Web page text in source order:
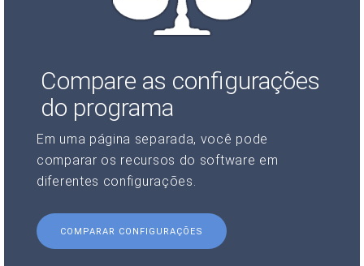
Compare as configurações
do programa
Em uma página separada, você pode
comparar os recursos do software em
diferentes configurações.
COMPARAR CONFIGURAÇÕES